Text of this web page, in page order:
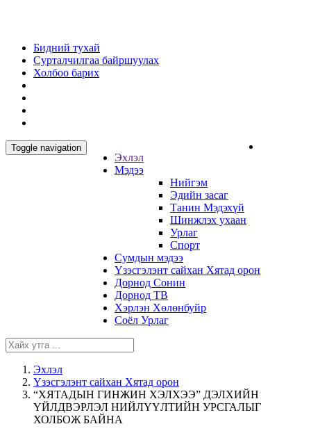
Бидний тухай
Сурталчилгаа байршуулах
Холбоо барих
Toggle navigation
Эхлэл
Мэдээ
Нийгэм
Эдийн засаг
Танин Мэдэхүй
Шинжлэх ухаан
Урлаг
Спорт
Сумдын мэдээ
Үзэсгэлэнт сайхан Хятад орон
Дорнод Сонин
Дорнод ТВ
Хэрлэн Хөлөнбуйр
Соёл Урлаг
Эхлэл
Үзэсгэлэнт сайхан Хятад орон
“ХЯТАДЫН ГИНЖИН ХЭЛХЭЭ” ДЭЛХИЙН
ҮЙЛДВЭРЛЭЛ НИЙЛҮҮЛТИЙН УРСГАЛЫГ
ХОЛБОЖ БАЙНА